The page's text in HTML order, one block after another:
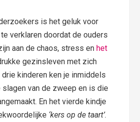
is het geluk voor
verklaren doordat de ouders
aan de chaos, stress enhet
gezinsleven met zich
drie kinderen ken je inmiddels
van de zweep en is die
En het vierde kindje
‘kers op de taart’.